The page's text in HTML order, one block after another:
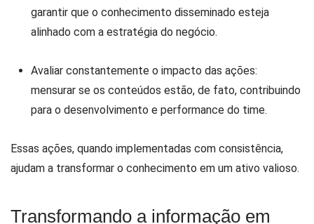
garantir que o conhecimento disseminado esteja
alinhado com a estratégia do negócio.
Avaliar constantemente o impacto das ações:
mensurar se os conteúdos estão, de fato, contribuindo
para o desenvolvimento e performance do time.
Essas ações, quando implementadas com consistência,
ajudam a transformar o conhecimento em um ativo valioso.
Transformando a informação em